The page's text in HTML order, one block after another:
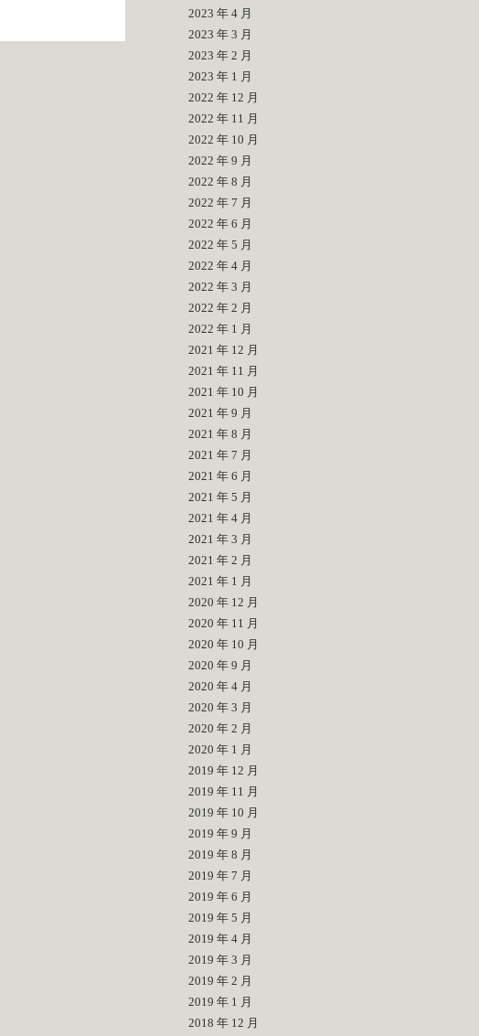
2023 年 4 月
2023 年 3 月
2023 年 2 月
2023 年 1 月
2022 年 12 月
2022 年 11 月
2022 年 10 月
2022 年 9 月
2022 年 8 月
2022 年 7 月
2022 年 6 月
2022 年 5 月
2022 年 4 月
2022 年 3 月
2022 年 2 月
2022 年 1 月
2021 年 12 月
2021 年 11 月
2021 年 10 月
2021 年 9 月
2021 年 8 月
2021 年 7 月
2021 年 6 月
2021 年 5 月
2021 年 4 月
2021 年 3 月
2021 年 2 月
2021 年 1 月
2020 年 12 月
2020 年 11 月
2020 年 10 月
2020 年 9 月
2020 年 4 月
2020 年 3 月
2020 年 2 月
2020 年 1 月
2019 年 12 月
2019 年 11 月
2019 年 10 月
2019 年 9 月
2019 年 8 月
2019 年 7 月
2019 年 6 月
2019 年 5 月
2019 年 4 月
2019 年 3 月
2019 年 2 月
2019 年 1 月
2018 年 12 月